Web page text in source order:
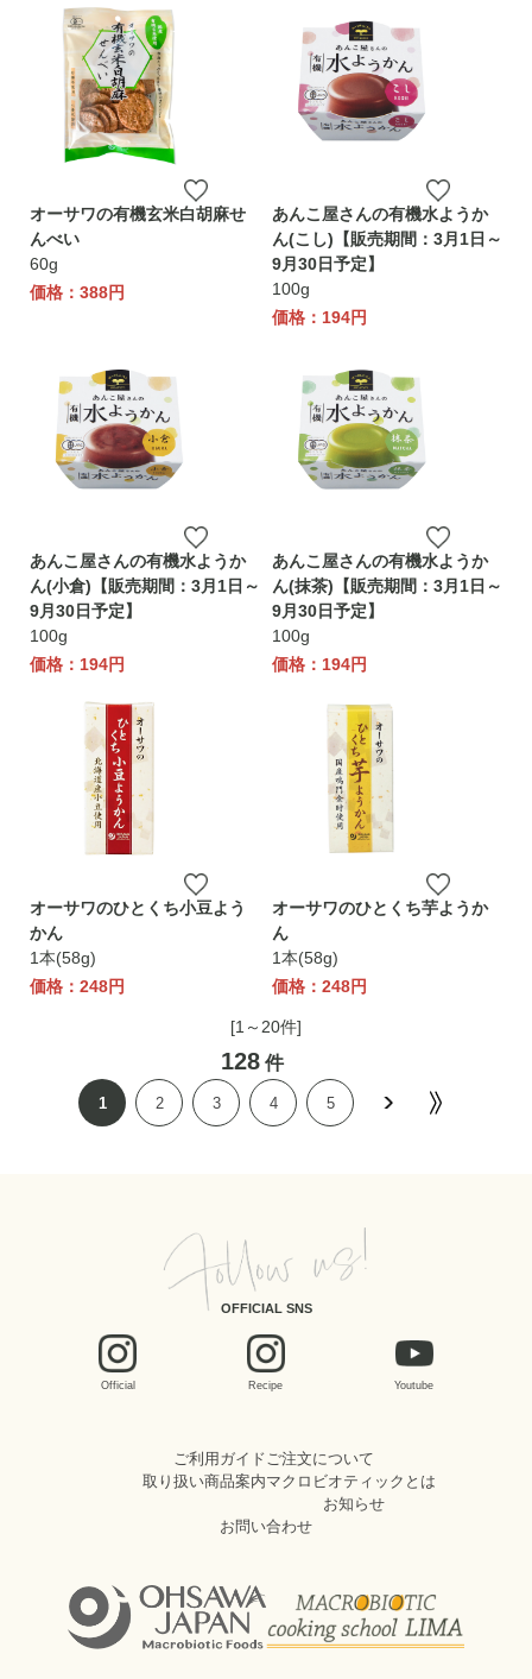
オーサワの有機玄米白胡麻せ
んべい
60g
価格：388円
あんこ屋さんの有機水ようか
ん(こし)【販売期間：3月1日～
9月30日予定】
100g
価格：194円
あんこ屋さんの有機水ようか
ん(小倉)【販売期間：3月1日～
9月30日予定】
100g
価格：194円
あんこ屋さんの有機水ようか
ん(抹茶)【販売期間：3月1日～
9月30日予定】
100g
価格：194円
オーサワのひとくち小豆よう
かん
1本(58g)
価格：248円
オーサワのひとくち芋ようか
ん
1本(58g)
価格：248円
[1～20件]
128 件
1 2 3 4 5
OFFICIAL SNS
Official Recipe Youtube
ご利用ガイドご注文について
取り扱い商品案内マクロビオティックとは
お知らせ
お問い合わせ